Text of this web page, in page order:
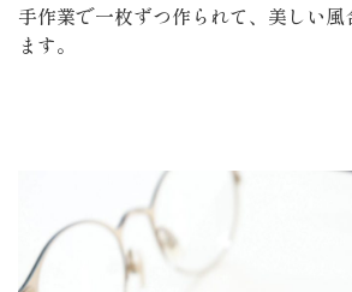
手作業で一枚ずつ作られて、美しい
ます。